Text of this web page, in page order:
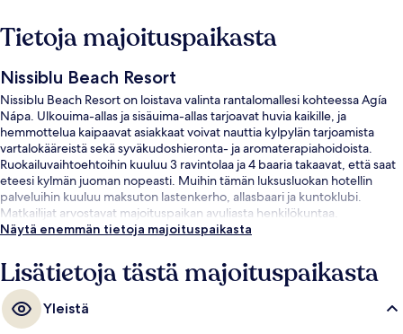
Tietoja majoituspaikasta
Nissiblu Beach Resort
Nissiblu Beach Resort on loistava valinta rantalomallesi kohteessa Agía
Nápa. Ulkouima-allas ja sisäuima-allas tarjoavat huvia kaikille, ja
hemmottelua kaipaavat asiakkaat voivat nauttia kylpylän tarjoamista
vartalokääreistä sekä syväkudoshieronta- ja aromaterapiahoidoista.
Ruokailuvaihtoehtoihin kuuluu 3 ravintolaa ja 4 baaria takaavat, että saat
eteesi kylmän juoman nopeasti. Muihin tämän luksusluokan hotellin
palveluihin kuuluu maksuton lastenkerho, allasbaari ja kuntoklubi.
Matkailijat arvostavat majoituspaikan avuliasta henkilökuntaa.
Näytä enemmän tietoja majoituspaikasta
Lisätietoja tästä majoituspaikasta
Yleistä